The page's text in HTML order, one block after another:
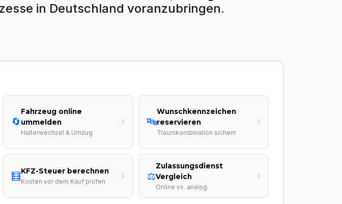
in Deutschland voranzubringen.
🔄
Fahrzeug online
ummelden
Halterwechsel & Umzug
🔤
Wunschkennzeichen
reservieren
Traumkombination sichern
🧮KFZ-Steuer berechnen
Kosten vor dem Kauf prüfen ⚖️
Zulassungsdienst
Vergleich
Online vs. analog